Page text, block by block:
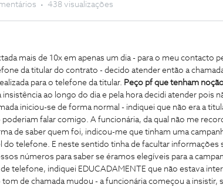
438 visualizações
mais de 10x em apenas um dia - para o meu contacto
da titular do contrato - decido atender então a
para o telefone da titular. Peço pf que tenham
insistência ao longo do dia e pela hora decidi atender pois
iniciou-se de forma normal - indiquei que não era a
falar comigo. A funcionária, da qual não me
de saber quem foi, indicou-me que tinham uma
do telefone. E neste sentido tinha de facultar informações
números para saber se éramos elegíveis para a
telefone, indiquei EDUCADAMENTE que não estava
tom de chamada mudou - a funcionária começou a insistir,